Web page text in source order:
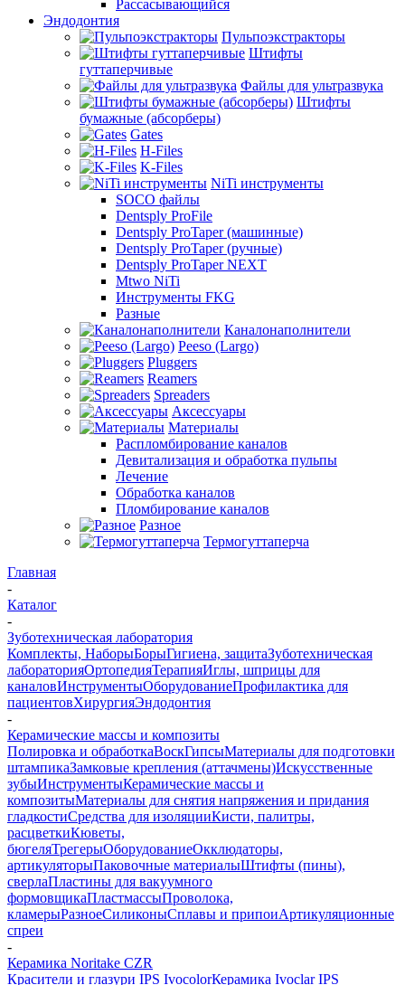
Рассасывающийся
Эндодонтия
Пульпоэкстракторы
Штифты
гуттаперчивые
Файлы для ультразвука
Штифты
бумажные (абсорберы)
Gates
H-Files
K-Files
NiTi инструменты
SOCO файлы
Dentsply ProFile
Dentsply ProTaper (машинные)
Dentsply ProTaper (ручные)
Dentsply ProTaper NEXT
Mtwo NiTi
Инструменты FKG
Разные
Каналонаполнители
Peeso (Largo)
Pluggers
Reamers
Spreaders
Аксессуары
Материалы
Распломбирование каналов
Девитализация и обработка пульпы
Лечение
Обработка каналов
Пломбирование каналов
Разное
Термогуттаперча
Главная
-
Каталог
-
Зуботехническая лаборатория
Комплекты, НаборыБорыГигиена, защитаЗуботехническая
лабораторияОртопедияТерапияИглы, шприцы для
каналовИнструментыОборудованиеПрофилактика для
пациентовХирургияЭндодонтия
-
Керамические массы и композиты
Полировка и обработкаВоскГипсыМатериалы для подготовки
штампикаЗамковые крепления (аттачмены)Искусственные
зубыИнструментыКерамические массы и
композитыМатериалы для снятия напряжения и придания
гладкостиСредства для изоляцииКисти, палитры,
расцветкиКюветы,
бюгеляТрегерыОборудованиеОкклюдаторы,
артикуляторыПаковочные материалыШтифты (пины),
сверлаПластины для вакуумного
формовщикаПластмассыПроволока,
кламерыРазноеСиликоныСплавы и припоиАртикуляционные
спреи
-
Керамика Noritake CZR
Красители и глазури IPS IvocolorКерамика Ivoclar IPS